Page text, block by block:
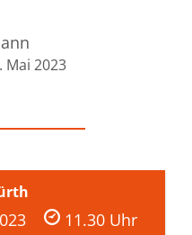
Mai 2023
11.30 Uhr